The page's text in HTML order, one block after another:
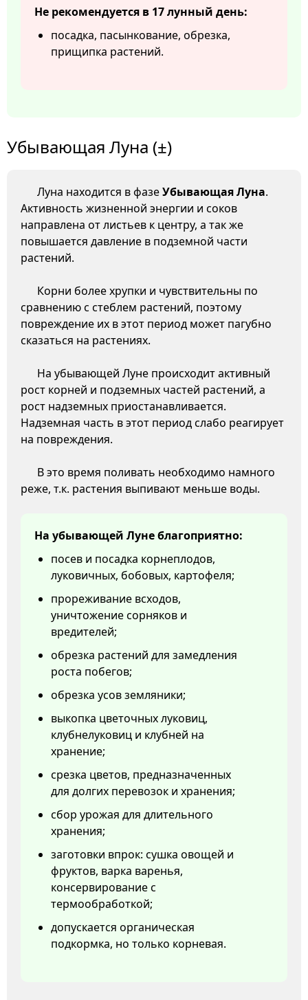
Не рекомендуется в 17 лунный день:
посадка, пасынкование, обрезка,
прищипка растений.
Убывающая Луна (±)
Луна находится в фазеУбывающая Луна.
Активность жизненной энергии и соков
направлена от листьев к центру, а так же
повышается давление в подземной части
растений.
Корни более хрупки и чувствительны по
сравнению с стеблем растений, поэтому
повреждение их в этот период может пагубно
сказаться на растениях.
На убывающей Луне происходит активный
рост корней и подземных частей растений, а
рост надземных приостанавливается.
Надземная часть в этот период слабо реагирует
на повреждения.
В это время поливать необходимо намного
реже, т.к. растения выпивают меньше воды.
На убывающей Луне благоприятно:
посев и посадка корнеплодов,
луковичных, бобовых, картофеля;
прореживание всходов,
уничтожение сорняков и
вредителей;
обрезка растений для замедления
роста побегов;
обрезка усов земляники;
выкопка цветочных луковиц,
клубнелуковиц и клубней на
хранение;
срезка цветов, предназначенных
для долгих перевозок и хранения;
сбор урожая для длительного
хранения;
заготовки впрок: сушка овощей и
фруктов, варка варенья,
консервирование с
термообработкой;
допускается органическая
подкормка, но только корневая.